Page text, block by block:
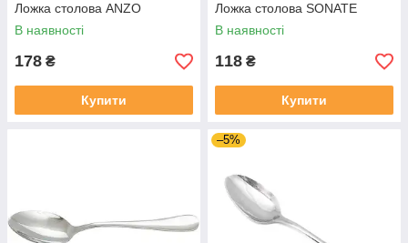
Ложка столова ANZO
В наявності
178 ₴
Купити
Ложка столова SONATE
В наявності
118 ₴
Купити
–5%